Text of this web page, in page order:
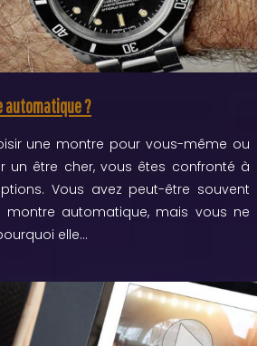
automatique ?
une montre pour vous-même ou
un être cher, vous êtes confronté à
Vous avez peut-être souvent
montre automatique, mais vous ne
elle…